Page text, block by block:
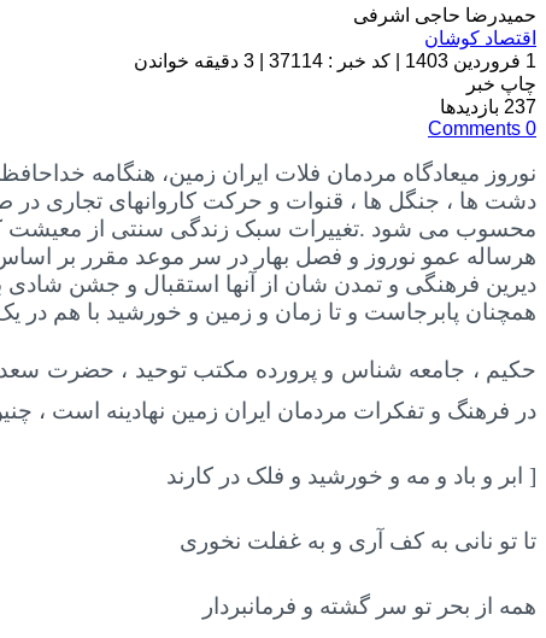
حمیدرضا حاجی اشرفی
اقتصاد کوشان
1 فروردین 1403
کد خبر : 37114
3 دقیقه خواندن
چاپ خبر
237 بازدیدها
0
Comments
نوروز میعادگاه مردمان فلات ایران زمین، هنگامه
دشت ها ، جنگل ها ، قنوات و حرکت کاروانهای تجاری در
محسوب می شود .تغییرات سبک زندگی سنتی از معیشت
هرساله عمو نوروز و فصل بهار در سر موعد مقرر بر
دیرین فرهنگی و تمدن شان از آنها استقبال و جشن شادی
همچنان پابرجاست و تا زمان و زمین و خورشید با هم در
حکیم ، جامعه شناس و پرورده مکتب توحید ، حضرت
در فرهنگ و تفکرات مردمان ایران زمین نهادینه است ،
[ ابر و باد و مه و خورشید و فلک در کارند
تا تو نانی به کف آری و به غفلت نخوری
همه از بحر تو سر گشته و فرمانبردار